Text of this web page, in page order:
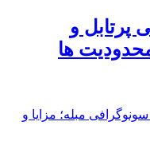
پرتابل و
ها